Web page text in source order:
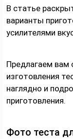
В статье
варианты
усилителями
Предлагаем вам
изготовления
наглядно и
приготовления.
Фото теста